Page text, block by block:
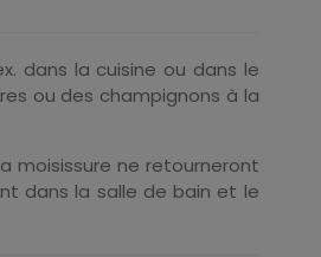
dans la cuisine ou dans le
ou des champignons à la
moisissure ne retourneront
dans la salle de bain et le